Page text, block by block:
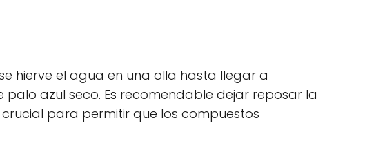
hierve el agua en una olla hasta llegar a
azul seco. Es recomendable dejar reposar la
para permitir que los compuestos